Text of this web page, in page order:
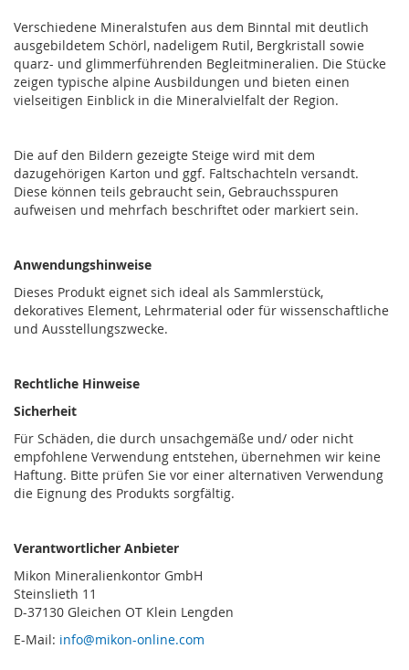
Verschiedene Mineralstufen aus dem Binntal mit deutlich
ausgebildetem Schörl, nadeligem Rutil, Bergkristall sowie
quarz- und glimmerführenden Begleitmineralien. Die Stücke
zeigen typische alpine Ausbildungen und bieten einen
vielseitigen Einblick in die Mineralvielfalt der Region.
Die auf den Bildern gezeigte Steige wird mit dem
dazugehörigen Karton und ggf. Faltschachteln versandt.
Diese können teils gebraucht sein, Gebrauchsspuren
aufweisen und mehrfach beschriftet oder markiert sein.
Anwendungshinweise
Dieses Produkt eignet sich ideal als Sammlerstück,
dekoratives Element, Lehrmaterial oder für wissenschaftliche
und Ausstellungszwecke.
Rechtliche Hinweise
Sicherheit
Für Schäden, die durch unsachgemäße und/ oder nicht
empfohlene Verwendung entstehen, übernehmen wir keine
Haftung. Bitte prüfen Sie vor einer alternativen Verwendung
die Eignung des Produkts sorgfältig.
Verantwortlicher Anbieter
Mikon Mineralienkontor GmbH
Steinslieth 11
D-37130 Gleichen OT Klein Lengden
E-Mail: info@mikon-online.com